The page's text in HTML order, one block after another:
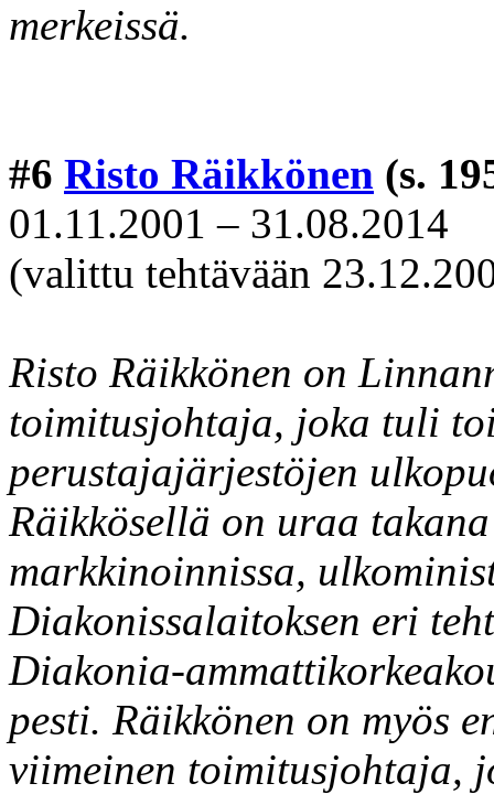
merkeissä.
#6 Risto Räikkönen (s.
01.11.2001 – 31.08.2014
(valittu tehtävään
Risto Räikkönen on
toimitusjohtaja, joka tuli
perustajajärjestöjen
Räikkösellä on uraa
markkinoinnissa,
Diakonissalaitoksen eri
Diakonia-
pesti. Räikkönen on myös
viimeinen toimitusjohtaja,